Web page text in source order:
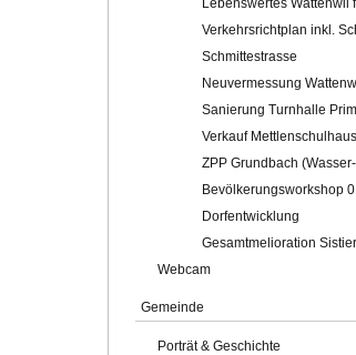
Verkehrsrichtplan inkl.
Schmittestrasse
Neuvermessung
Sanierung Turnhalle
Verkauf Mettlenschulhaus
ZPP Grundbach
Bevölkerungsworkshop
Dorfentwicklung
Gesamtmelioration
Webcam
Gemeinde
Porträt & Geschichte